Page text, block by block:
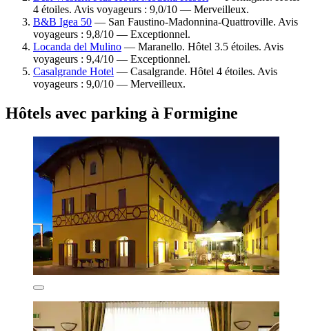
4 étoiles. Avis voyageurs : 9,0/10 — Merveilleux.
B&B Igea 50 — San Faustino-Madonnina-Quattroville. Avis
voyageurs : 9,8/10 — Exceptionnel.
Locanda del Mulino — Maranello. Hôtel 3.5 étoiles. Avis
voyageurs : 9,4/10 — Exceptionnel.
Casalgrande Hotel — Casalgrande. Hôtel 4 étoiles. Avis
voyageurs : 9,0/10 — Merveilleux.
Hôtels avec parking à Formigine